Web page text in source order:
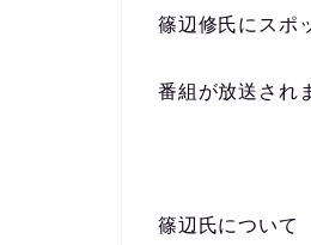
篠辺修氏にスポ
番組が放送され
篠辺氏について